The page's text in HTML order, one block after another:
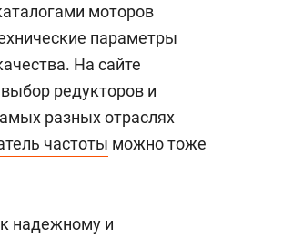
моторов
параметры
На сайте
редукторов и
разных отраслях
частоты можно тоже
надежному и
–
Дизайнер-прораб
Наседкина: «Ремонт
с мебелью за 2
для меня это